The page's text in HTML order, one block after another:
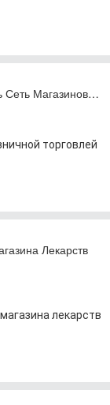
Сеть Магазинов…
торговлей
Лекарств
лекарств